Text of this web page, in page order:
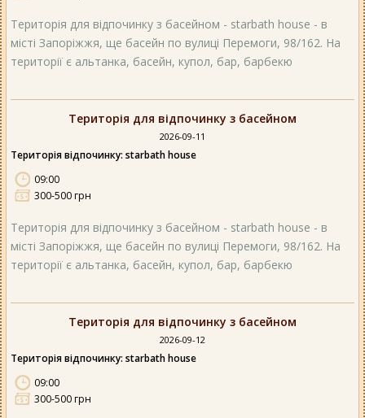
Територія для відпочинку з басейном - starbath house - в
місті Запоріжжя, ще басейн по вулиці Перемоги, 98/162. На
території є альтанка, басейн, купол, бар, барбекю
Територія для відпочинку з басейном
2026-09-11
Територія відпочинку: starbath house
09:00
300-500 грн
Територія для відпочинку з басейном - starbath house - в
місті Запоріжжя, ще басейн по вулиці Перемоги, 98/162. На
території є альтанка, басейн, купол, бар, барбекю
Територія для відпочинку з басейном
2026-09-12
Територія відпочинку: starbath house
09:00
300-500 грн